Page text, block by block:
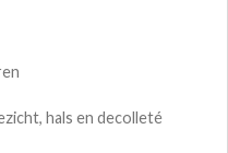
hals en decolleté